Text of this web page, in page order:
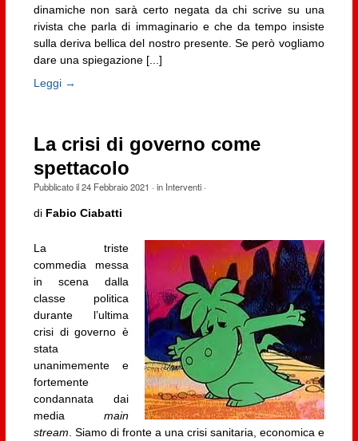
dinamiche non sarà certo negata da chi scrive su una
rivista che parla di immaginario e che da tempo insiste
sulla deriva bellica del nostro presente. Se però vogliamo
dare una spiegazione [...]
Leggi →
La crisi di governo come
spettacolo
Pubblicato il24 Febbraio 2021 · in Interventi·
di Fabio Ciabatti
La triste
commedia messa
in scena dalla
classe politica
durante l’ultima
crisi di governo è
stata
unanimemente e
fortemente
condannata dai
mediamain
stream . Siamo di fronte a una crisi sanitaria, economica e